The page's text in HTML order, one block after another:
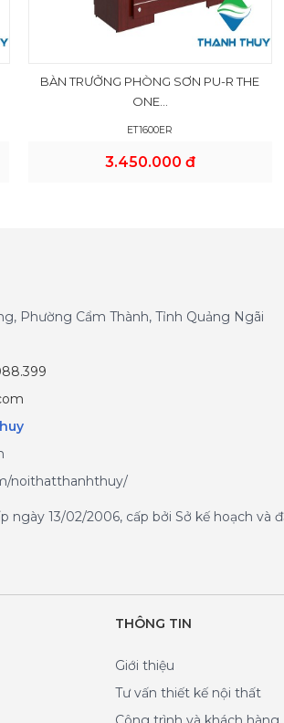
BÀN TRƯỞNG PHÒNG SƠN PU-R THE
ONE...
ET1600ER
3.450.000 đ
Phường Cẩm Thành, Tỉnh Quảng Ngãi
noithatthanhthuy/
ngày 13/02/2006, cấp bởi Sở kế hoạch
THÔNG TIN
Giới thiệu
Tư vấn thiết kế nội thất